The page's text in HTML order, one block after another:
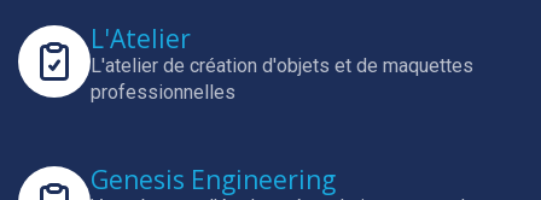
L'Atelier
L'atelier de création d'objets et de maquettes
professionnelles
Genesis Engineering